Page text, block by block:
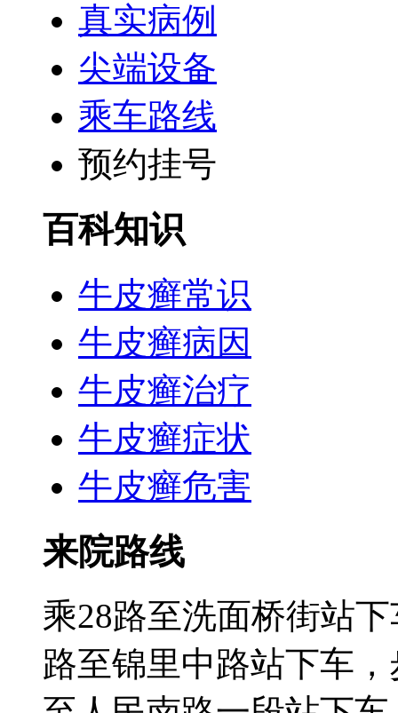
真实病例
尖端设备
乘车路线
预约挂号
百科知识
牛皮癣常识
牛皮癣病因
牛皮癣治疗
牛皮癣症状
牛皮癣危害
来院路线
乘28路至洗面桥街站
路至锦里中路站下车